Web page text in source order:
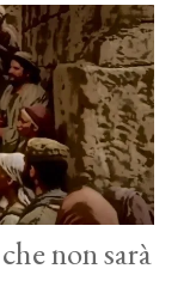
non sarà